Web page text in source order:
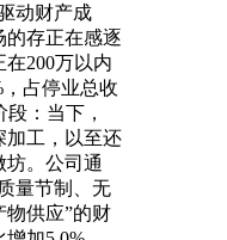
动财产成
的存正在感逐
200万以内
占停业总收
段：当下，
加工，以至还
坊。公司通
量节制、无
物供应”的财